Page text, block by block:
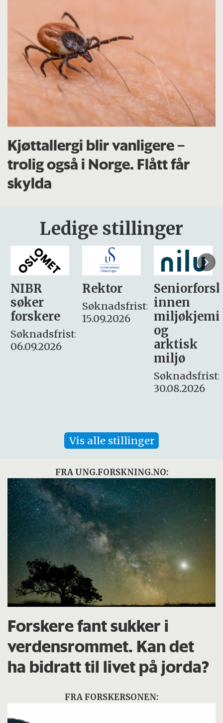
Kjøttallergi blir vanligere –
trolig også i Norge. Flått får
skylda
Ledige stillinger
Rektor
Søknadsfrist:
15.09.2026
Seniorforsker
innen
miljøkjemi
søker
– fast
Søknadsfrist:
16. august.
Vis alle stillinger
FRA UNG.FORSKNING.NO:
Forskere fant sukker i
verdensrommet. Kan det
ha bidratt til livet på jorda?
FRA FORSKERSONEN: